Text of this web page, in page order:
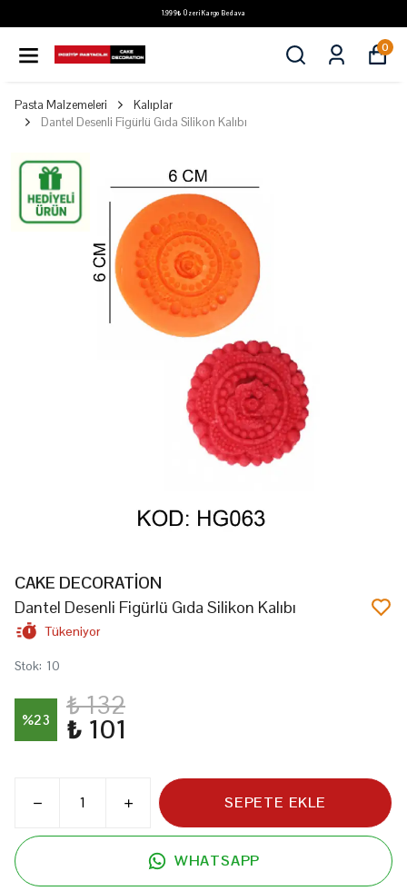
1.999₺ Üzeri Kargo Bedava
0
Pasta Malzemeleri
Kalıplar
Dantel Desenli Figürlü Gıda Silikon Kalıbı
CAKE DECORATİON
Dantel Desenli Figürlü Gıda Silikon Kalıbı
Tükeniyor
Stok: 10
%23 ₺ 132
₺ 101
SEPETE EKLE
WHATSAPP